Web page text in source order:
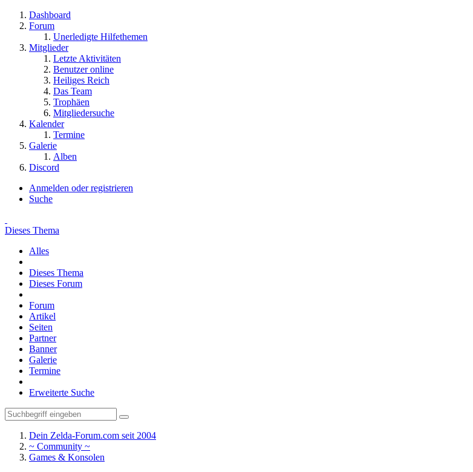
Dashboard
Forum
Unerledigte Hilfethemen
Mitglieder
Letzte Aktivitäten
Benutzer online
Heiliges Reich
Das Team
Trophäen
Mitgliedersuche
Kalender
Termine
Galerie
Alben
Discord
Anmelden oder registrieren
Suche
Dieses Thema
Alles
Dieses Thema
Dieses Forum
Forum
Artikel
Seiten
Partner
Banner
Galerie
Termine
Erweiterte Suche
Dein Zelda-Forum.com seit 2004
~ Community ~
Games & Konsolen